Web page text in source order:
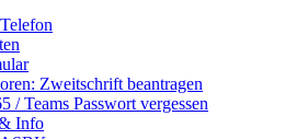
Zweitschrift beantragen
/ Teams Passwort vergessen
Info